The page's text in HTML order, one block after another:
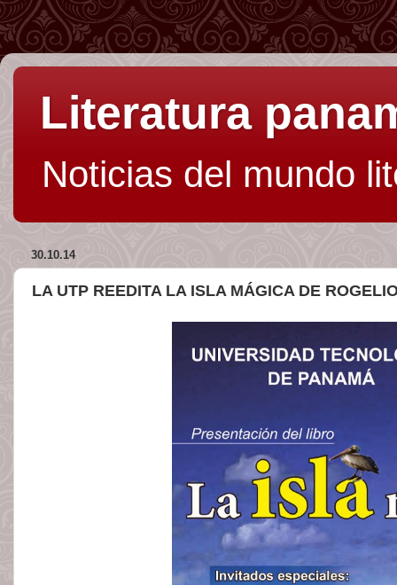
Literatura
Noticias del mundo
30.10.14
LA UTP REEDITA LA ISLA MÁGICA DE